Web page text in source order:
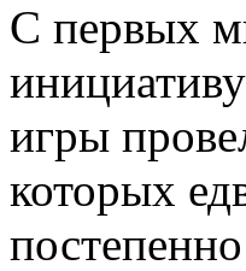
С первых
игры
которых